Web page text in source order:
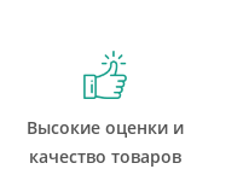
Высокие оценки и
качество товаров